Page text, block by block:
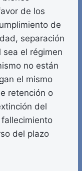
de los
de
separación
sea el régimen
no están
el mismo
retención o
del
del plazo